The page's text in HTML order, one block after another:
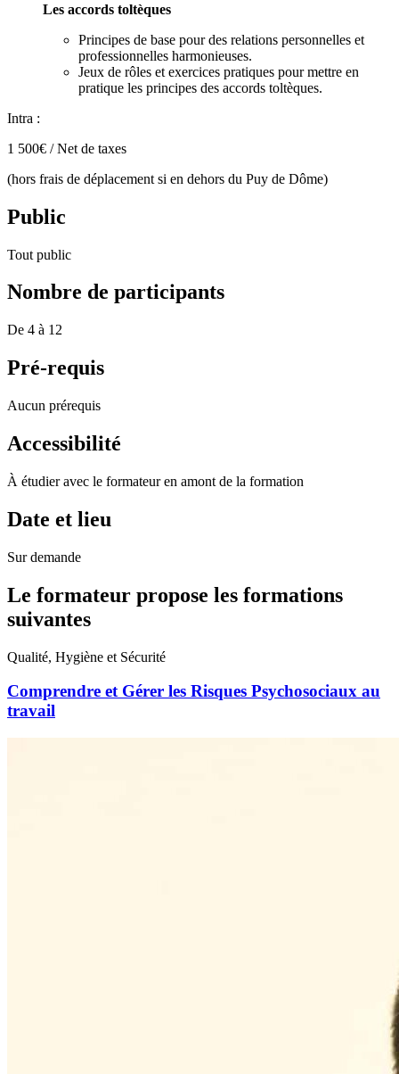
Les accords toltèques
Principes de base pour des relations personnelles et
professionnelles harmonieuses.
Jeux de rôles et exercices pratiques pour mettre en
pratique les principes des accords toltèques.
Intra :
1 500€ / Net de taxes
(hors frais de déplacement si en dehors du Puy de Dôme)
Public
Tout public
Nombre de participants
De 4 à 12
Pré-requis
Aucun prérequis
Accessibilité
À étudier avec le formateur en amont de la formation
Date et lieu
Sur demande
Le formateur propose les formations
suivantes
Qualité, Hygiène et Sécurité
Comprendre et Gérer les Risques Psychosociaux au
travail